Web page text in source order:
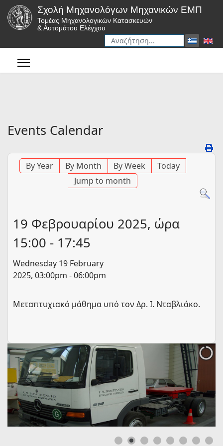
Σχολή Μηχανολόγων Μηχανικών ΕΜΠ
Τομέας Μηχανολογικών Κατασκευών
& Αυτομάτου Ελέγχου
Αναζήτηση
Events Calendar
By Year By Month By Week
Today
Jump to month
19 Φεβρουαρίου 2025, ώρα
15:00 - 17:45
Wednesday 19 February
2025, 03:00pm - 06:00pm
Μεταπτυχιακό μάθημα υπό τον Δρ. Ι. Νταβλιάκο.